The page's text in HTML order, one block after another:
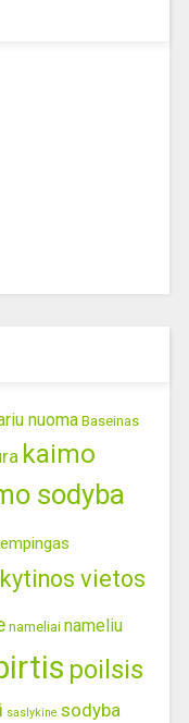
nuoma Baseinas
kaimo
sodyba
vietos
nameliai nameliu
poilsis
saslykine sodyba